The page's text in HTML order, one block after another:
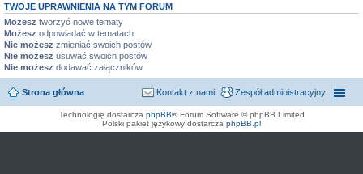
TWOJE UPRAWNIENIA NA TYM FORUM
Możesz tworzyć nowe tematy
Możesz odpowiadać w tematach
Nie możesz zmieniać swoich postów
Nie możesz usuwać swoich postów
Nie możesz dodawać załączników
Strona główna Zespół administracyjny
Kontakt z nami
Technologię dostarcza phpBB® Forum Software © phpBB Limited
Polski pakiet językowy dostarcza phpBB.pl